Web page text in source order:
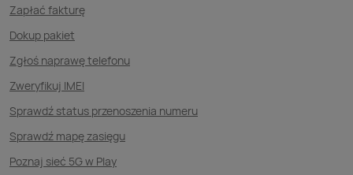
Zapłać fakturę
Dokup pakiet
Zgłoś naprawę telefonu
Zweryfikuj IMEI
Sprawdź status przenoszenia numeru
Sprawdź mapę zasięgu
Poznaj sieć 5G w Play